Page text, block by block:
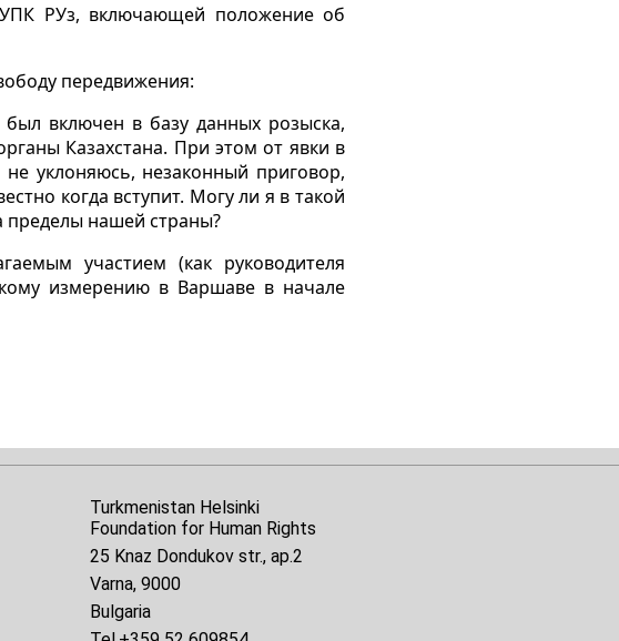
РУз, включающей положение об
передвижения:
включен в базу данных розыска,
Казахстана. При этом от явки в
уклоняюсь, незаконный приговор,
когда вступит. Могу ли я в такой
пределы нашей страны?
участием (как руководителя
измерению в Варшаве в начале
Turkmenistan Helsinki
Foundation for Human Rights
25 Knaz Dondukov str., ap.2
Varna, 9000
Bulgaria